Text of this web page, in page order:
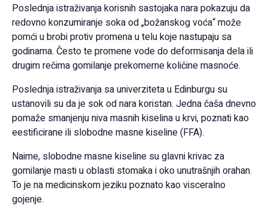
Poslednja istraživanja korisnih sastojaka nara pokazuju da
redovno konzumiranje soka od „božanskog voća“ može
pomći u brobi protiv promena u telu koje nastupaju sa
godinama. Često te promene vode do deformisanja dela ili
drugim rečima gomilanje prekomerne količine masnoće.
Poslednja istraživanja sa univerziteta u Edinburgu su
ustanovili su da je sok od nara koristan. Jedna čaša dnevno
pomaže smanjenju niva masnih kiselina u krvi, poznati kao
eestificirane ili slobodne masne kiseline (FFA).
Naime, slobodne masne kiseline su glavni krivac za
gomilanje masti u oblasti stomaka i oko unutrašnjih orahan.
To je na medicinskom jeziku poznato kao visceralno
gojenje.